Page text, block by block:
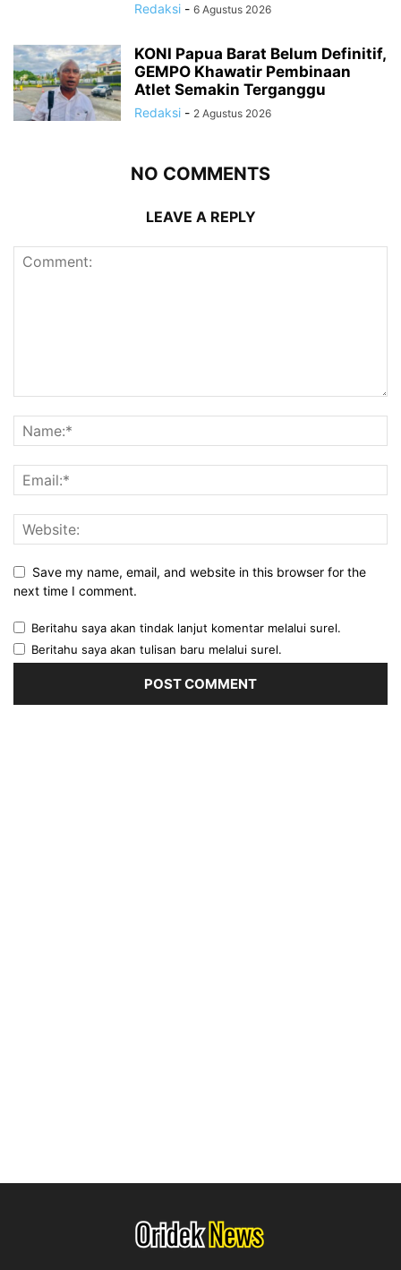
Redaksi - 6 Agustus 2026
KONI Papua Barat Belum Definitif,
GEMPO Khawatir Pembinaan
Atlet Semakin Terganggu
Redaksi - 2 Agustus 2026
NO COMMENTS
LEAVE A REPLY
Save my name, email, and website in this browser for the
next time I comment.
Beritahu saya akan tindak lanjut komentar melalui surel.
Beritahu saya akan tulisan baru melalui surel.